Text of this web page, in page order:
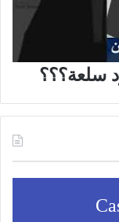
سلعة؟؟؟